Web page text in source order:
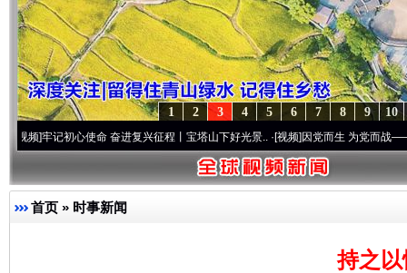
10
9
8
7
6
5
4
3
2
1
心使命 奋进复兴征程丨宝塔山下好光景..·[视频]因党而生 为党而战——百年“纪”
首页 » 时事新闻
持之